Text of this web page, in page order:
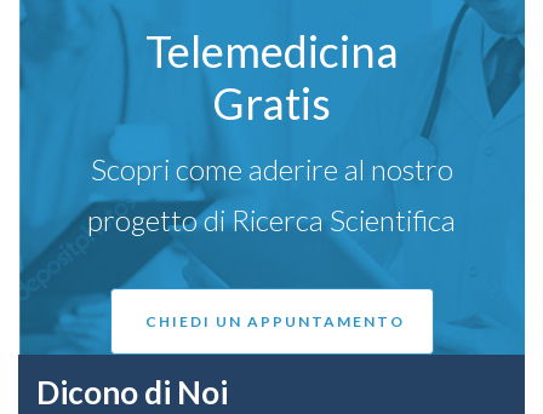
Telemedicina
Gratis
Scopri come aderire al nostro
progetto di Ricerca Scientifica
CHIEDI UN APPUNTAMENTO
Dicono di Noi